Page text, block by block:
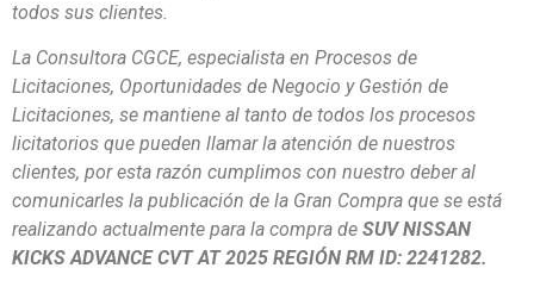
todos sus clientes.
La Consultora CGCE, especialista en Procesos de
Licitaciones, Oportunidades de Negocio y Gestión de
Licitaciones, se mantiene al tanto de todos los procesos
licitatorios que pueden llamar la atención de nuestros
clientes, por esta razón cumplimos con nuestro deber al
comunicarles la publicación de la Gran Compra que se está
realizando actualmente para la compra de SUV NISSAN
KICKS ADVANCE CVT AT 2025 REGIÓN RM ID: 2241282.